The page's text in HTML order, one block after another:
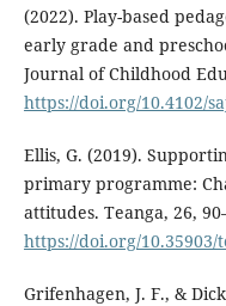
(2022). Play-based
early grade and
Journal of Childhood
https://doi.org/10.4102/
Ellis, G. (2019).
primary programme:
attitudes. Teanga, 26,
https://doi.org/10.35903/
Grifenhagen, J. F., &